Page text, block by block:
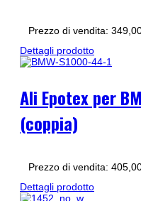
Prezzo di vendita:
Dettagli prodotto
Ali Epotex per
(coppia)
Prezzo di vendita:
Dettagli prodotto